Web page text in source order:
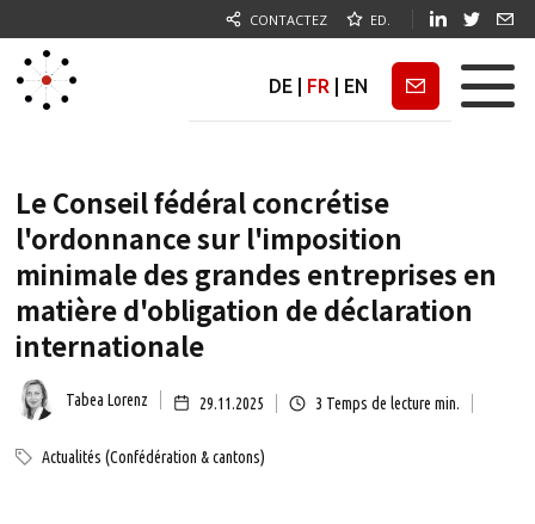
CONTACTEZ ED.
DE FR EN Newsletter
Le Conseil fédéral concrétise
l'ordonnance sur l'imposition
minimale des grandes entreprises en
matière d'obligation de déclaration
internationale
Tabea Lorenz 29.11.2025 3 Temps de lecture min.
Actualités (Confédération & cantons)